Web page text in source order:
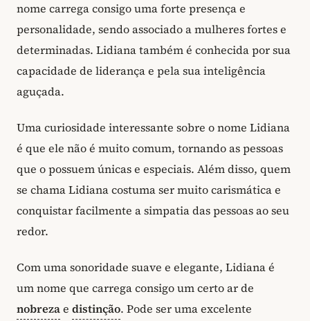
nome carrega consigo uma forte presença e
personalidade, sendo associado a mulheres fortes e
determinadas. Lidiana também é conhecida por sua
capacidade de liderança e pela sua inteligência
aguçada.
Uma curiosidade interessante sobre o nome Lidiana
é que ele não é muito comum, tornando as pessoas
que o possuem únicas e especiais. Além disso, quem
se chama Lidiana costuma ser muito carismática e
conquistar facilmente a simpatia das pessoas ao seu
redor.
Com uma sonoridade suave e elegante, Lidiana é
um nome que carrega consigo um certo ar de
nobrezae distinção. Pode ser uma excelente